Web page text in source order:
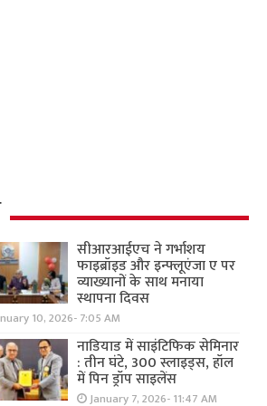
सीआरआईएच ने गर्भाशय
फाइब्रॉइड और इन्फ्लूएंजा ए पर
व्याख्यानों के साथ मनाया
स्थापना दिवस
10, 2026- 7:05 AM
नाडियाड में साइंटिफिक सेमिनार
: तीन घंटे, 300 स्लाइड्स, हॉल
में पिन ड्रॉप साइलेंस
January 7, 2026- 11:47 AM